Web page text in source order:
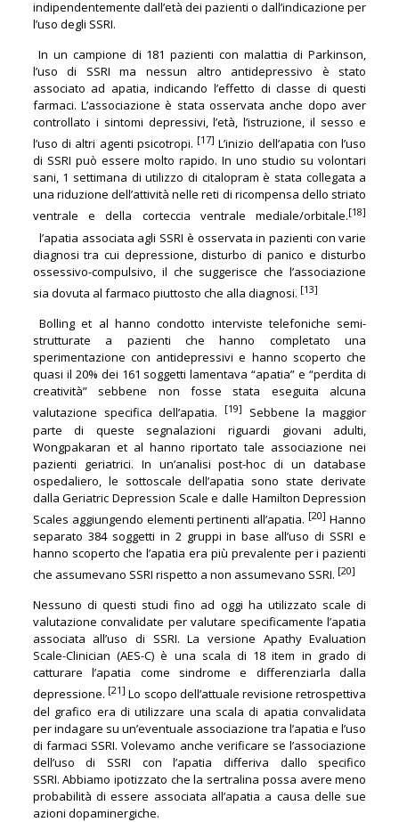
indipendentemente dall’età dei pazienti o dall’indicazione per
l’uso degli SSRI.
In un campione di 181 pazienti con malattia di Parkinson,
l’uso di SSRI ma nessun altro antidepressivo è stato
associato ad apatia, indicando l’effetto di classe di questi
farmaci. L’associazione è stata osservata anche dopo aver
controllato i sintomi depressivi, l’età, l’istruzione, il sesso e
l’uso di altri agenti psicotropi. [17] L’inizio dell’apatia con l’uso
di SSRI può essere molto rapido. In uno studio su volontari
sani, 1 settimana di utilizzo di citalopram è stata collegata a
una riduzione dell’attività nelle reti di ricompensa dello striato
ventrale e della corteccia ventrale mediale/orbitale.[18]
l’apatia associata agli SSRI è osservata in pazienti con varie
diagnosi tra cui depressione, disturbo di panico e disturbo
ossessivo-compulsivo, il che suggerisce che l’associazione
sia dovuta al farmaco piuttosto che alla diagnosi. [13]
Bolling et al hanno condotto interviste telefoniche semi-
strutturate a pazienti che hanno completato una
sperimentazione con antidepressivi e hanno scoperto che
quasi il 20% dei 161 soggetti lamentava “apatia” e “perdita di
creatività” sebbene non fosse stata eseguita alcuna
valutazione specifica dell’apatia.
[19] Sebbene la maggior
parte di queste segnalazioni riguardi giovani adulti,
Wongpakaran et al hanno riportato tale associazione nei
pazienti geriatrici. In un’analisi post-hoc di un database
ospedaliero, le sottoscale dell’apatia sono state derivate
dalla Geriatric Depression Scale e dalle Hamilton Depression
Scales aggiungendo elementi pertinenti all’apatia. [20] Hanno
separato 384 soggetti in 2 gruppi in base all’uso di SSRI e
hanno scoperto che l’apatia era più prevalente per i pazienti
che assumevano SSRI rispetto a non assumevano SSRI. [20]
Nessuno di questi studi fino ad oggi ha utilizzato scale di
valutazione convalidate per valutare specificamente l’apatia
associata all’uso di SSRI. La versione Apathy Evaluation
Scale-Clinician (AES-C) è una scala di 18 item in grado di
catturare l’apatia come sindrome e differenziarla dalla
depressione. [21] Lo scopo dell’attuale revisione retrospettiva
del grafico era di utilizzare una scala di apatia convalidata
per indagare su un’eventuale associazione tra l’apatia e l’uso
di farmaci SSRI. Volevamo anche verificare se l’associazione
dell’uso di SSRI con l’apatia differiva dallo specifico
SSRI. Abbiamo ipotizzato che la sertralina possa avere meno
probabilità di essere associata all’apatia a causa delle sue
azioni dopaminergiche.